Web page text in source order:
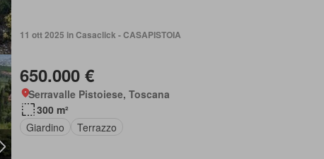
11 ott 2025 in Casaclick - CASAPISTOIA
650.000 €
Serravalle Pistoiese, Toscana
300 m²
Giardino
Terrazzo